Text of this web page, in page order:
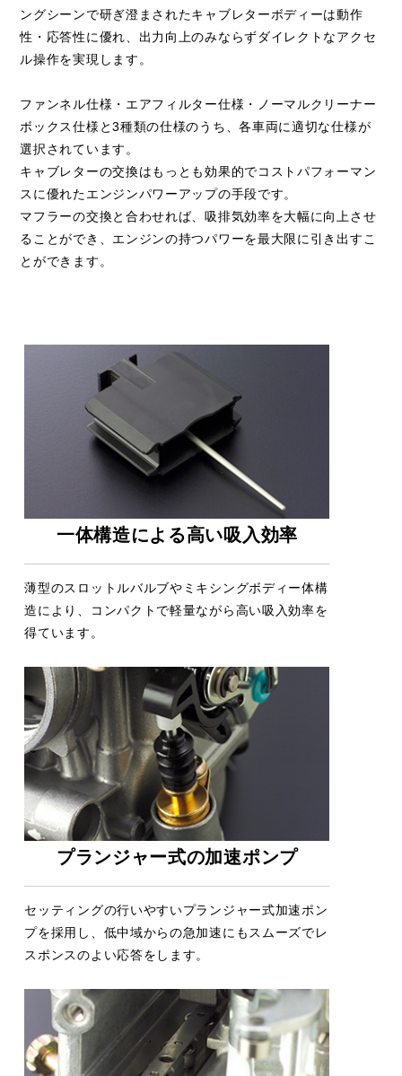
ングシーンで研ぎ澄まされたキャブレターボディーは動作
性・応答性に優れ、出力向上のみならずダイレクトなアクセ
ル操作を実現します。
ファンネル仕様・エアフィルター仕様・ノーマルクリーナー
ボックス仕様と3種類の仕様のうち、各車両に適切な仕様が
選択されています。
キャブレターの交換はもっとも効果的でコストパフォーマン
スに優れたエンジンパワーアップの手段です。
マフラーの交換と合わせれば、吸排気効率を大幅に向上させ
ることができ、エンジンの持つパワーを最大限に引き出すこ
とができます。
一体構造による高い吸入効率
薄型のスロットルバルブやミキシングボディー体構
造により、コンパクトで軽量ながら高い吸入効率を
得ています。
プランジャー式の加速ポンプ
セッティングの行いやすいプランジャー式加速ポン
プを採用し、低中域からの急加速にもスムーズでレ
スポンスのよい応答をします。